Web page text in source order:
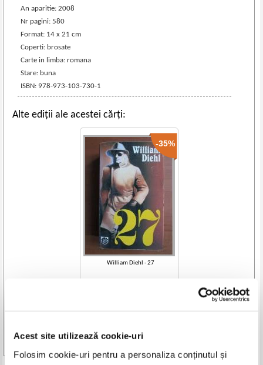
Acest site utilizează cookie-uri
Folosim cookie-uri pentru a personaliza conținutul și
An aparitie: 2008
Nr pagini: 580
Format: 14 x 21 cm
Coperti: brosate
Carte in limba: romana
Stare: buna
ISBN: 978-973-103-730-1
Alte ediții ale acestei cărți:
-35%
William Diehl - 27